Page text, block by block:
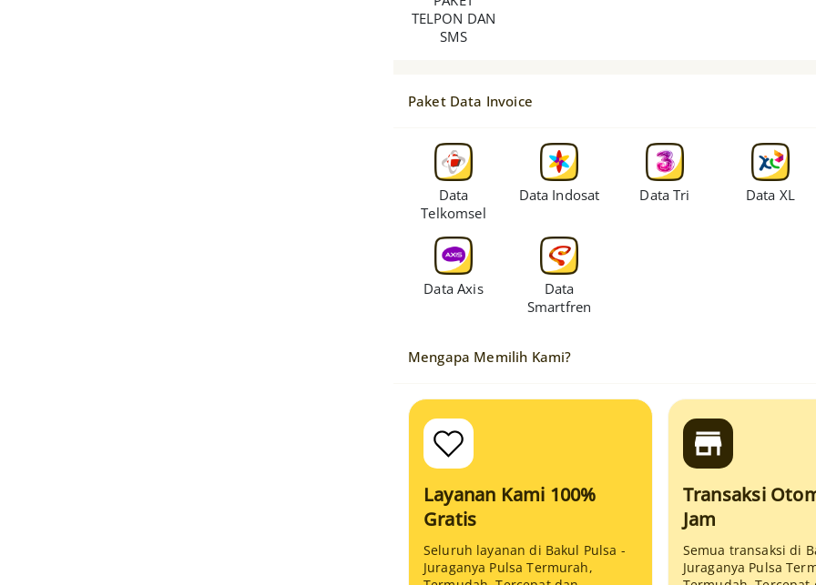
TELPON DAN
SMS
Paket Data Invoice
Data
Telkomsel
Data Indosat Data Tri Data XL
Data Axis
Data
Smartfren
Mengapa Memilih Kami?
Layanan Kami 100%
Gratis
Seluruh layanan di Bakul Pulsa -
Juraganya Pulsa Termurah,
Transaksi
Jam
Semua transaksi di
Juraganya Pulsa